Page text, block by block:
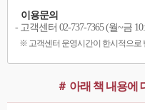
이용문의
- 고객센터 02-737-7365 (월~금
※ 고객센터 운영시간이 한시적으로
＃ 아래 책 내용에